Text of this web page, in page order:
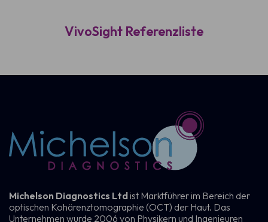
VivoSight Referenzliste
Michelson Diagnostics Ltdist Marktführer im Bereich der
optischen Kohärenztomographie (OCT) der Haut. Das
Unternehmen wurde 2006 von Physikern und Ingenieuren